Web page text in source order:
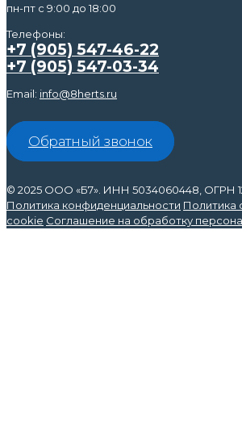
пн-пт с 9:00 до 18:00
Телефоны:
+7 (905) 547-46-22
+7 (905) 547-03-34
Email: info@8herts.ru
Обратный звонок
© 2025 ООО «Б7». ИНН 5034060448, ОГРН
Политика конфиденциальности Политика
cookie Соглашение на обработку